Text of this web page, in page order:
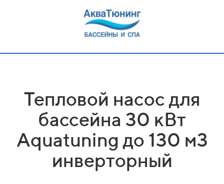
Тепловой насос для
бассейна 30 кВт
Aquatuning до 130 м3
инверторный